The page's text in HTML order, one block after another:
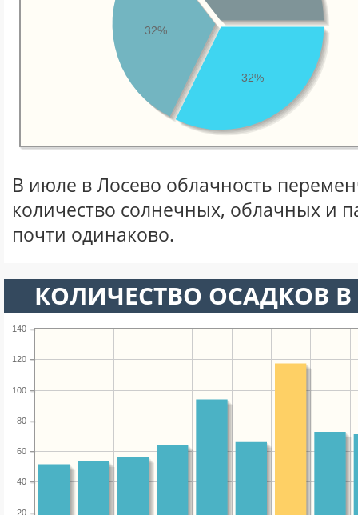
32%
32%
В июле в Лосево облачность
количество солнечных, облачных и
почти одинаково.
КОЛИЧЕСТВО ОСАДКОВ
20
40
60
80
100
120
140